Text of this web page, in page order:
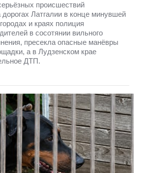
происшествий
Латгалии в конце минувшей
и краях полиция
в сосотянии вильного
пресекла опасные манёвры
а в Лудзенском крае
ДТП.